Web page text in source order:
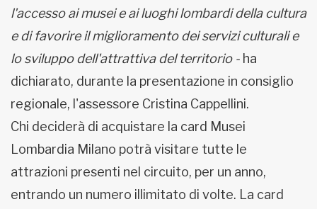
l'accesso ai musei e ai luoghi lombardi della cultura
e di favorire il miglioramento dei servizi culturali e
lo sviluppo dell'attrattiva del territorio - ha
dichiarato, durante la presentazione in consiglio
regionale, l'assessore Cristina Cappellini.
Chi deciderà di acquistare la card Musei
Lombardia Milano potrà visitare tutte le
attrazioni presenti nel circuito, per un anno,
entrando un numero illimitato di volte. La card